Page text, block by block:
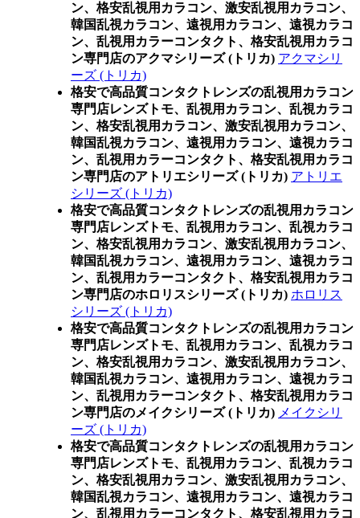
ン、格安乱視用カラコン、激安乱視用カラコン、
韓国乱視カラコン、遠視用カラコン、遠視カラコ
ン、乱視用カラーコンタクト、格安乱視用カラコ
ン専門店のアクマシリーズ (トリカ) アクマシリ
ーズ (トリカ)
格安で高品質コンタクトレンズの乱視用カラコン
専門店レンズトモ、乱視用カラコン、乱視カラコ
ン、格安乱視用カラコン、激安乱視用カラコン、
韓国乱視カラコン、遠視用カラコン、遠視カラコ
ン、乱視用カラーコンタクト、格安乱視用カラコ
ン専門店のアトリエシリーズ (トリカ) アトリエ
シリーズ (トリカ)
格安で高品質コンタクトレンズの乱視用カラコン
専門店レンズトモ、乱視用カラコン、乱視カラコ
ン、格安乱視用カラコン、激安乱視用カラコン、
韓国乱視カラコン、遠視用カラコン、遠視カラコ
ン、乱視用カラーコンタクト、格安乱視用カラコ
ン専門店のホロリスシリーズ (トリカ) ホロリス
シリーズ (トリカ)
格安で高品質コンタクトレンズの乱視用カラコン
専門店レンズトモ、乱視用カラコン、乱視カラコ
ン、格安乱視用カラコン、激安乱視用カラコン、
韓国乱視カラコン、遠視用カラコン、遠視カラコ
ン、乱視用カラーコンタクト、格安乱視用カラコ
ン専門店のメイクシリーズ (トリカ) メイクシリ
ーズ (トリカ)
格安で高品質コンタクトレンズの乱視用カラコン
専門店レンズトモ、乱視用カラコン、乱視カラコ
ン、格安乱視用カラコン、激安乱視用カラコン、
韓国乱視カラコン、遠視用カラコン、遠視カラコ
ン、乱視用カラーコンタクト、格安乱視用カラコ